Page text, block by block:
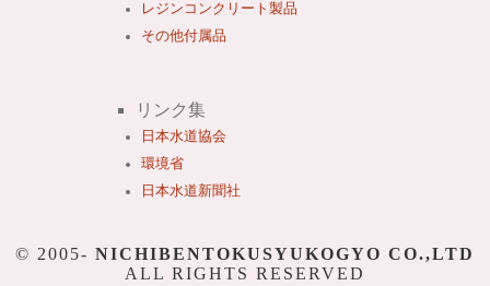
レジンコンクリート製品
その他付属品
リンク集
日本水道協会
環境省
日本水道新聞社
© 2005- NICHIBENTOKUSYUKOGYO CO.,LTD
ALL RIGHTS RESERVED